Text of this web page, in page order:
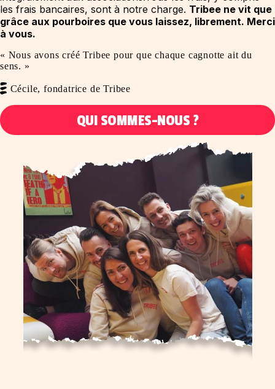
les frais bancaires, sont à notre charge. Tribee ne vit que
grâce aux pourboires que vous laissez, librement. Merci
à vous.
« Nous avons créé Tribee pour que chaque cagnotte ait du
sens. »
Cécile, fondatrice de Tribee
QUI SOMMES-NOUS ?